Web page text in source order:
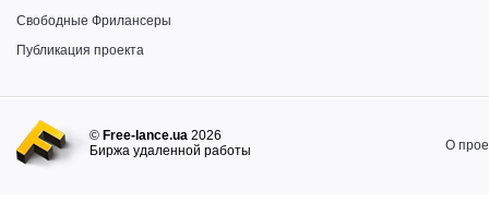
Свободные Фрилансеры
Публикация проекта
© Free-lance.ua 2026
Биржа удаленной работы
О